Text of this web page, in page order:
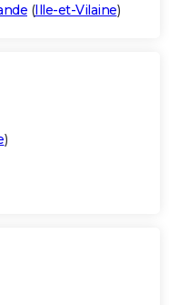
(Ille-et-Vilaine)
)